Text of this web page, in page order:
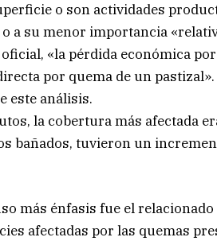
o son actividades
a su menor importancia
«la pérdida económica
por quema de un
este análisis.
la cobertura más afectada
bañados, tuvieron un
más énfasis fue el
afectadas por las quemas